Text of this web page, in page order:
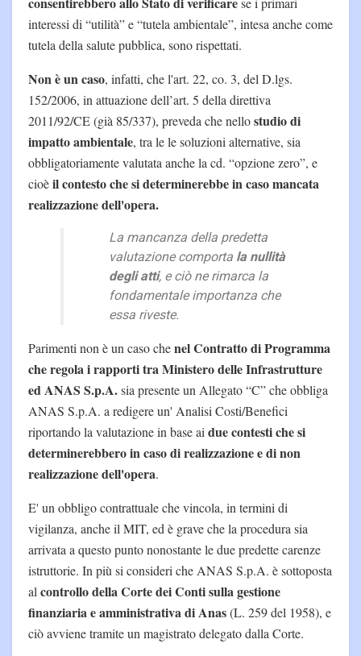
interessi di “utilità” e “tutela ambientale”, intesa anche come
tutela della salute pubblica, sono rispettati.
Non è un caso, infatti, che l'art. 22, co. 3, del D.lgs.
152/2006, in attuazione dell’art. 5 della direttiva
2011/92/CE (già 85/337), preveda che nellostudio di
impatto ambientale, tra le le soluzioni alternative, sia
obbligatoriamente valutata anche la cd. “opzione zero”, e
cioèil contesto che si determinerebbe in caso mancata
realizzazione dell'opera.
La mancanza della predetta
valutazione comporta la nullità
degli atti, e ciò ne rimarca la
fondamentale importanza che
essa riveste.
Parimenti non è un caso chenel Contratto di Programma
che regola i rapporti tra Ministero delle Infrastrutture
ed ANAS S.p.A.sia presente un Allegato “C” che obbliga
ANAS S.p.A. a redigere un' Analisi Costi/Benefici
riportando la valutazione in base ai due contesti che si
determinerebbero in caso di realizzazione e di non
realizzazione dell'opera.
E' un obbligo contrattuale che vincola, in termini di
vigilanza, anche il MIT, ed è grave che la procedura sia
arrivata a questo punto nonostante le due predette carenze
istruttorie. In più si consideri che ANAS S.p.A. è sottoposta
al controllo della Corte dei Conti sulla gestione
finanziaria e amministrativa di Anas(L. 259 del 1958), e
ciò avviene tramite un magistrato delegato dalla Corte.